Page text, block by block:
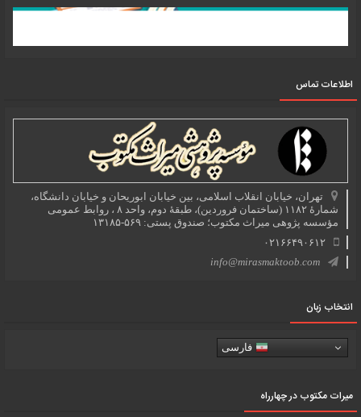
اطلاعات تماس
تهران، خیابان انقلاب اسلامی، بین خیابان ابوریحان و خیابان دانشگاه،
شمارۀ ۱۱۸۲ (ساختمان فروردین)، طبقۀ دوم، واحد ۸ ، روابط عمومی
مؤسسه پژوهی میراث مکتوب؛ صندوق پستی: ۵۶۹-۱۳۱۸۵
۰۲۱۶۶۴۹۰۶۱۲
info@mirasmaktoob.com
انتخاب زبان
فارسی
میرات مکتوب در چهارراه